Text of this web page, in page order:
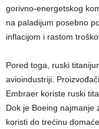
gorivno-energetskog
na paladijum posebno
inflacijom i rastom
Pored toga, ruski
avioindustriji.
Embraer koriste ruski
Dok je Boeing najmanje
koristi do trećinu